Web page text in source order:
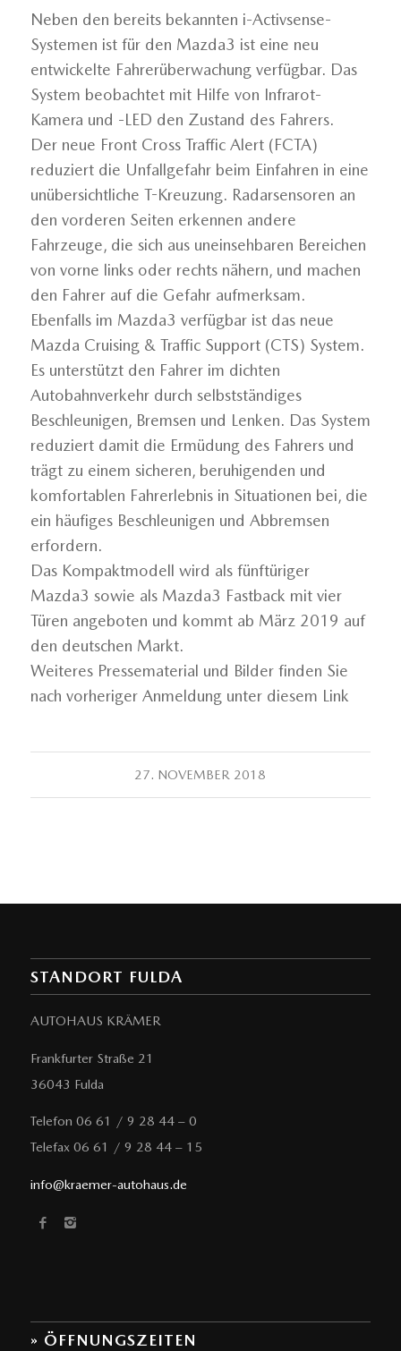
Neben den bereits bekannten i-Activsense-
Systemen ist für den Mazda3 ist eine neu
entwickelte Fahrerüberwachung verfügbar. Das
System beobachtet mit Hilfe von Infrarot-
Kamera und -LED den Zustand des Fahrers.
Der neue Front Cross Traffic Alert (FCTA)
reduziert die Unfallgefahr beim Einfahren in eine
unübersichtliche T-Kreuzung. Radarsensoren an
den vorderen Seiten erkennen andere
Fahrzeuge, die sich aus uneinsehbaren Bereichen
von vorne links oder rechts nähern, und machen
den Fahrer auf die Gefahr aufmerksam.
Ebenfalls im Mazda3 verfügbar ist das neue
Mazda Cruising & Traffic Support (CTS) System.
Es unterstützt den Fahrer im dichten
Autobahnverkehr durch selbstständiges
Beschleunigen, Bremsen und Lenken. Das System
reduziert damit die Ermüdung des Fahrers und
trägt zu einem sicheren, beruhigenden und
komfortablen Fahrerlebnis in Situationen bei, die
ein häufiges Beschleunigen und Abbremsen
erfordern.
Das Kompaktmodell wird als fünftüriger
Mazda3 sowie als Mazda3 Fastback mit vier
Türen angeboten und kommt ab März 2019 auf
den deutschen Markt.
Weiteres Pressematerial und Bilder finden Sie
nach vorheriger Anmeldung unter diesem Link
27. NOVEMBER 2018
STANDORT FULDA
AUTOHAUS KRÄMER
Frankfurter Straße 21
36043 Fulda
Telefon 06 61 / 9 28 44 – 0
Telefax 06 61 / 9 28 44 – 15
info@kraemer-autohaus.de
» ÖFFNUNGSZEITEN